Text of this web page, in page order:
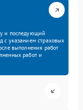
и последующий
с указанием страховых
выполнения работ
работ и